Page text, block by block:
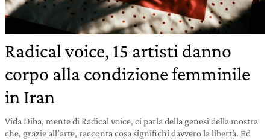
Radical voice, 15 artisti danno
corpo alla condizione femminile
in Iran
Vida Diba, mente di Radical voice, ci parla della genesi della mostra
che, grazie all’arte, racconta cosa significhi davvero la libertà. Ed